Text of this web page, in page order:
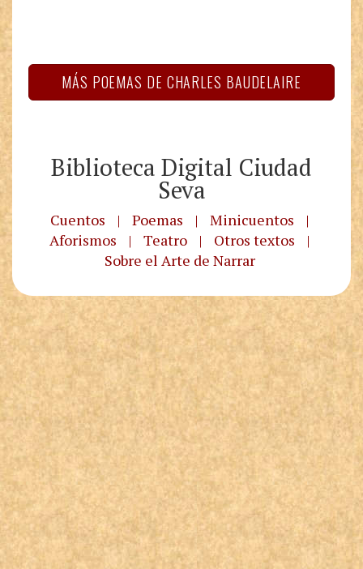
MÁS POEMAS DE CHARLES BAUDELAIRE
Biblioteca Digital Ciudad
Seva
Cuentos | Poemas | Minicuentos
|
Aforismos
| Teatro | Otros textos
|
Sobre el Arte de Narrar